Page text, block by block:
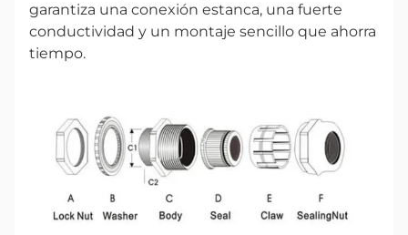
garantiza una conexión estanca, una fuerte
conductividad y un montaje sencillo que ahorra
tiempo.